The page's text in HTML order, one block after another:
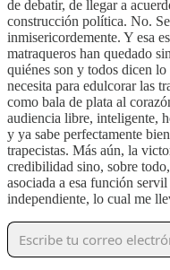
de debatir, de llegar a
construcción política. No.
inmisericordemente. Y esa
matraqueros han quedado
quiénes son y todos dicen
necesita para edulcorar las
como bala de plata al
audiencia libre, inteligente,
y ya sabe perfectamente
trapecistas. Más aún, la
credibilidad sino, sobre
asociada a esa función
independiente, lo cual me